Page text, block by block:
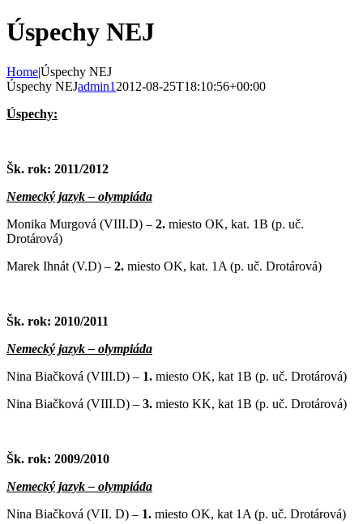
Úspechy NEJ
Home|Úspechy NEJ
Úspechy NEJadmin1 2012-08-25T18:10:56+00:00
Úspechy:
Šk. rok: 2011/2012
Nemecký jazyk – olympiáda
Monika Murgová (VIII.D) – 2. miesto OK, kat. 1B (p. uč.
Drotárová)
Marek Ihnát (V.D) – 2. miesto OK, kat. 1A (p. uč. Drotárová)
Šk. rok: 2010/2011
Nemecký jazyk – olympiáda
Nina Biačková (VIII.D) – 1. miesto OK, kat 1B (p. uč. Drotárová)
Nina Biačková (VIII.D) – 3. miesto KK, kat 1B (p. uč. Drotárová)
Šk. rok: 2009/2010
Nemecký jazyk – olympiáda
Nina Biačková (VII. D) – 1. miesto OK, kat 1A (p. uč. Drotárová)